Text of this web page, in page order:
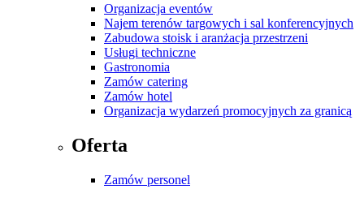
Organizacja eventów
Najem terenów targowych i sal konferencyjnych
Zabudowa stoisk i aranżacja przestrzeni
Usługi techniczne
Gastronomia
Zamów catering
Zamów hotel
Organizacja wydarzeń promocyjnych za granicą
Oferta
Zamów personel